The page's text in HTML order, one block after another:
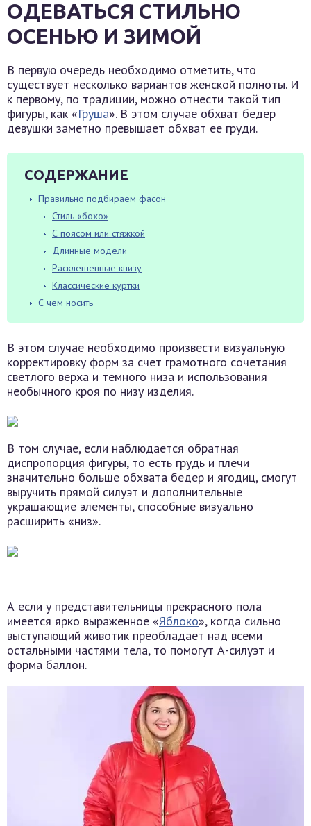
ОДЕВАТЬСЯ СТИЛЬНО
ОСЕНЬЮ И ЗИМОЙ
В первую очередь необходимо отметить, что
существует несколько вариантов женской полноты. И
к первому, по традиции, можно отнести такой тип
фигуры, как «Груша». В этом случае обхват бедер
девушки заметно превышает обхват ее груди.
СОДЕРЖАНИЕ
Правильно подбираем фасон
Стиль «бохо»
С поясом или стяжкой
Длинные модели
Расклешенные книзу
Классические куртки
С чем носить
В этом случае необходимо произвести визуальную
корректировку форм за счет грамотного сочетания
светлого верха и темного низа и использования
необычного кроя по низу изделия.
В том случае, если наблюдается обратная
диспропорция фигуры, то есть грудь и плечи
значительно больше обхвата бедер и ягодиц, смогут
выручить прямой силуэт и дополнительные
украшающие элементы, способные визуально
расширить «низ».
А если у представительницы прекрасного пола
имеется ярко выраженное «Яблоко», когда сильно
выступающий животик преобладает над всеми
остальными частями тела, то помогут А-силуэт и
форма баллон.